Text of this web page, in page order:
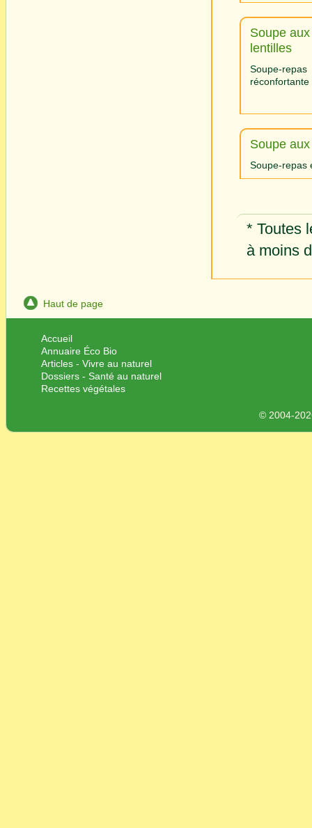
Soupe aux
lentilles
Soupe-repas
réconfortante
Soupe
Soupe-repas
* Toutes
à moins
Haut de page
Accueil
Annuaire Éco Bio
Articles - Vivre au naturel
Dossiers - Santé au naturel
Recettes végétales
© 2004-